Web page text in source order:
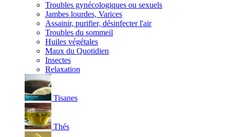
Troubles gynécologiques ou sexuels
Jambes lourdes, Varices
Assainir, purifier, désinfecter l'air
Troubles du sommeil
Huiles végétales
Maux du Quotidien
Insectes
Relaxation
Tisanes
Thés